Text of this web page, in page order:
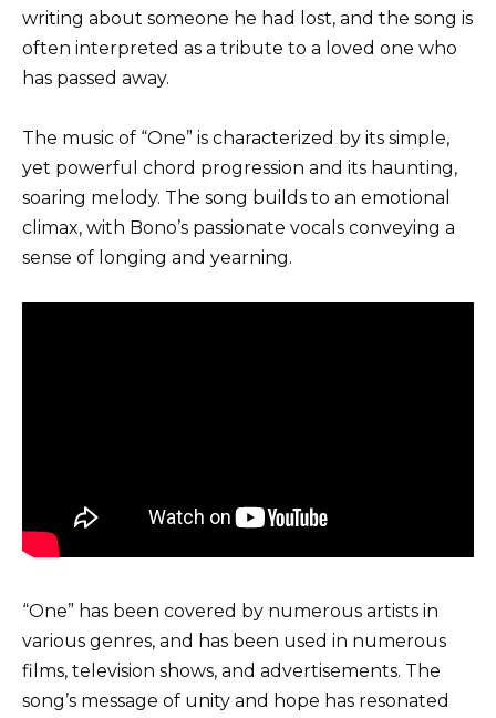
writing about someone he had lost, and the song is
often interpreted as a tribute to a loved one who
has passed away.
The music of “One” is characterized by its simple,
yet powerful chord progression and its haunting,
soaring melody. The song builds to an emotional
climax, with Bono’s passionate vocals conveying a
sense of longing and yearning.
“One” has been covered by numerous artists in
various genres, and has been used in numerous
films, television shows, and advertisements. The
song’s message of unity and hope has resonated